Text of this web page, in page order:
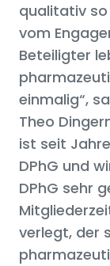
qualitativ
vom
Beteiligter
einmalig“,
Theo
ist seit
DPhG und
DPhG sehr
verlegt, der